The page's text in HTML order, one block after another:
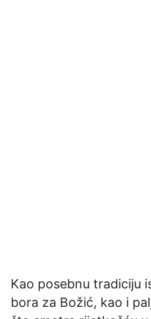
Kao posebnu tradiciju
bora za Božić, kao i